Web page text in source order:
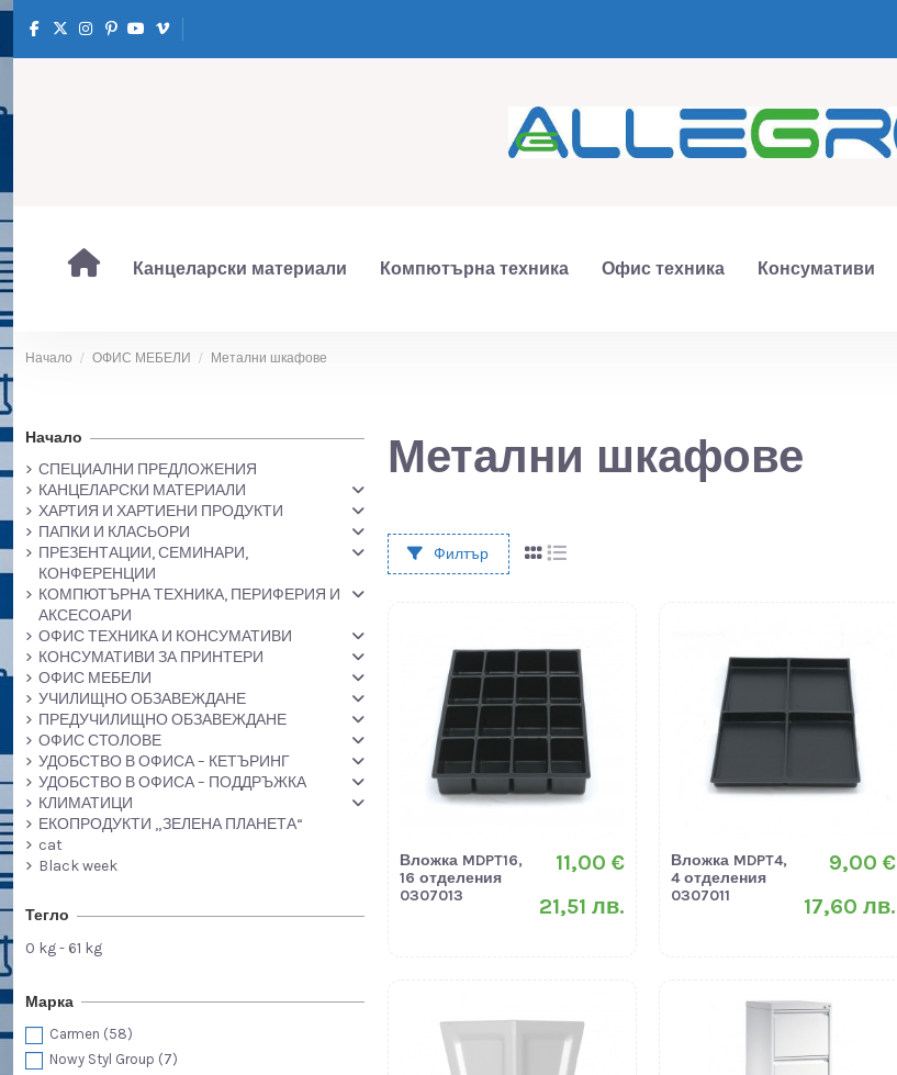
Канцеларски материали Компютърна техника Офис техника Консумативи
Начало ОФИС МЕБЕЛИ Метални шкафове
Метални шкафове
Филтър
Вложка MDPT16,
16 отделения
0307013
11,00 €
21,51 лв.
Вложка MDPT4,
4 отделения
0307011
9,00 €
17,60 лв.
Начало
СПЕЦИАЛНИ ПРЕДЛОЖЕНИЯ
КАНЦЕЛАРСКИ МАТЕРИАЛИ
ХАРТИЯ И ХАРТИЕНИ ПРОДУКТИ
ПАПКИ И КЛАСЬОРИ
ПРЕЗЕНТАЦИИ, СЕМИНАРИ,
КОНФЕРЕНЦИИ
КОМПЮТЪРНА ТЕХНИКА, ПЕРИФЕРИЯ И
АКСЕСОАРИ
ОФИС ТЕХНИКА И КОНСУМАТИВИ
КОНСУМАТИВИ ЗА ПРИНТЕРИ
ОФИС МЕБЕЛИ
УЧИЛИЩНО ОБЗАВЕЖДАНЕ
ПРЕДУЧИЛИЩНО ОБЗАВЕЖДАНЕ
ОФИС СТОЛОВЕ
УДОБСТВО В ОФИСА – КЕТЪРИНГ
УДОБСТВО В ОФИСА – ПОДДРЪЖКА
КЛИМАТИЦИ
ЕКОПРОДУКТИ „ЗЕЛЕНА ПЛАНЕТА“
cat
Black week
Тегло
0 kg - 61 kg
Марка
Carmen (58)
Nowy Styl Group (7)